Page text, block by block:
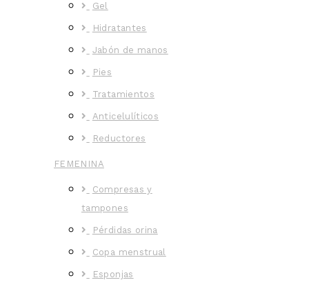
Gel
Hidratantes
Jabón de manos
Pies
Tratamientos
Anticelulíticos
Reductores
FEMENINA
Compresas y
tampones
Pérdidas orina
Copa menstrual
Esponjas